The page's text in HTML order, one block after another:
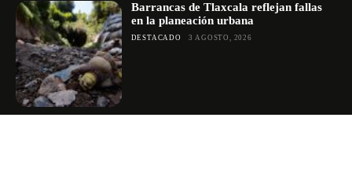
Barrancas de Tlaxcala reflejan fallas
en la planeación urbana
DESTACADO 3 AGOSTO, 2026